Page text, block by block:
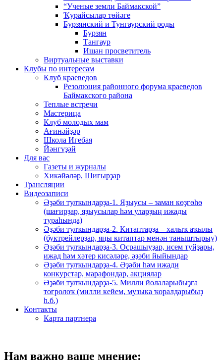
“Ученые земли Баймакской”
Ҡурайсылар төйәге
Бурзянский и Тунгаурский роды
Бурзян
Тангаур
Ишан просветитель
Виртуальные выставки
Клубы по интересам
Клуб краеведов
Резолюция районного форума краеведов
Баймакского района
Теплые встречи
Мастерица
Клуб молодых мам
Ағинәйҙәр
Школа Игебая
Йәнгүҙәй
Для вас
Газеты и журналы
Хикәйәләр, Шиғырҙар
Трансляции
Видеозаписи
Әҙәби тулҡындарҙа-1. Яҙыусы – заман көҙгөһө
(шағирҙар, яҙыусылар һәм уларҙың ижады
тураһында)
Әҙәби тулҡындарҙа-2. Китаптарҙа – халыҡ аҡылы
(буктрейлерҙар, яңы китаптар менән таныштырыу)
Әҙәби тулҡындарҙа-3. Осрашыуҙар, исем туйҙары,
ижад һәм хәтер кисәләре, әҙәби йыйындар
Әҙәби тулҡындарҙа-4. Әҙәби һәм ижади
конкурстар, марафондар, акциялар
Әҙәби тулҡындарҙа-5. Милли йолаларыбыҙға
тоғролоҡ (милли кейем, музыка ҡоралдарыбыҙ
һ.б.)
Контакты
Карта партнера
Нам важно ваше мнение: